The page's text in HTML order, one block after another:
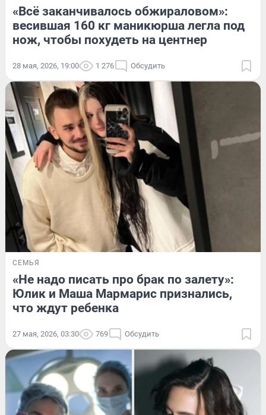
«Всё заканчивалось обжираловом»:
весившая 160 кг маникюрша легла под
нож, чтобы похудеть на центнер
28 мая, 2026, 19:00 1 276 Обсудить
СЕМЬЯ
«Не надо писать про брак по залету»:
Юлик и Маша Мармарис признались,
что ждут ребенка
27 мая, 2026, 03:30 769 Обсудить